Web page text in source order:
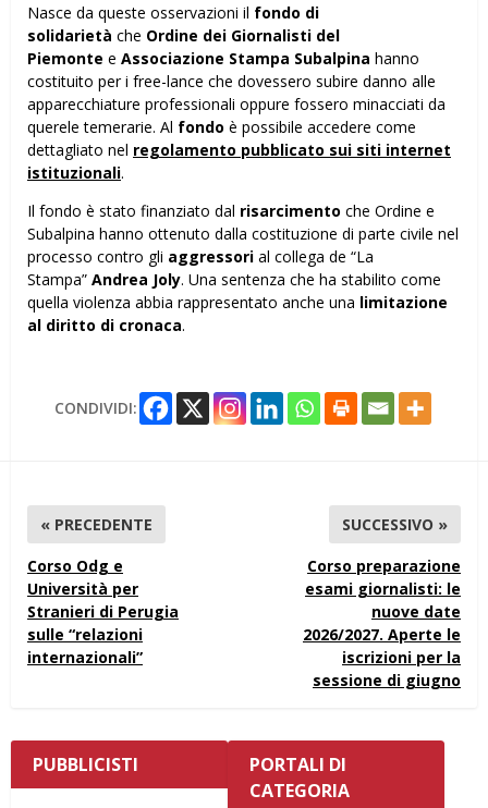
Nasce da queste osservazioni il fondo di
solidarietà che Ordine dei Giornalisti del
Piemonte e Associazione Stampa Subalpina hanno
costituito per i free-lance che dovessero subire danno alle
apparecchiature professionali oppure fossero minacciati da
querele temerarie. Al fondo è possibile accedere come
dettagliato nel regolamento pubblicato sui siti internet
istituzionali.
Il fondo è stato finanziato dal risarcimento che Ordine e
Subalpina hanno ottenuto dalla costituzione di parte civile nel
processo contro gli aggressori al collega de “La
Stampa” Andrea Joly. Una sentenza che ha stabilito come
quella violenza abbia rappresentato anche una limitazione
al diritto di cronaca.
CONDIVIDI:
« PRECEDENTE
Corso Odg e
Università per
Stranieri di Perugia
sulle “relazioni
internazionali”
SUCCESSIVO »
Corso preparazione
esami giornalisti: le
nuove date
2026/2027. Aperte le
iscrizioni per la
sessione di giugno
PUBBLICISTI
PORTALI DI
CATEGORIA